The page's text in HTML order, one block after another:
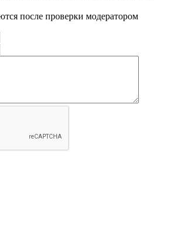
после проверки модератором